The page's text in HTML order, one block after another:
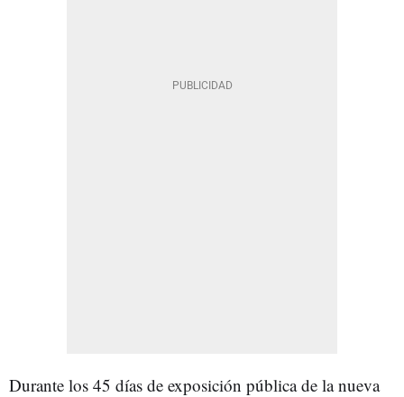
Durante los 45 días de exposición pública de la nueva